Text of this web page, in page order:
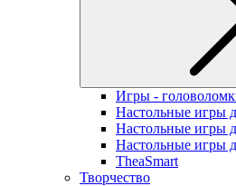
Игры -
Настольные игры
Настольные игры
Настольные игры
TheaSmart
Творчество